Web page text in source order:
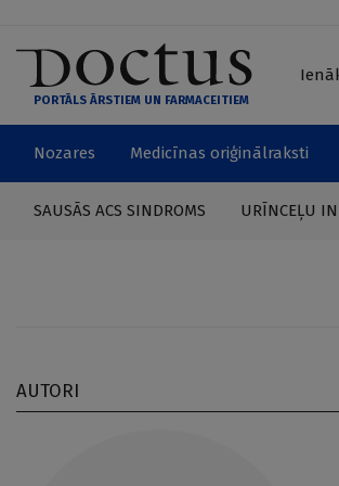
PORTĀLS ĀRSTIEM UN FARMACEITIEM
Nozares Medicīnas oriģinālraksti
SAUSĀS ACS SINDROMS URĪNCEĻU
AUTORI